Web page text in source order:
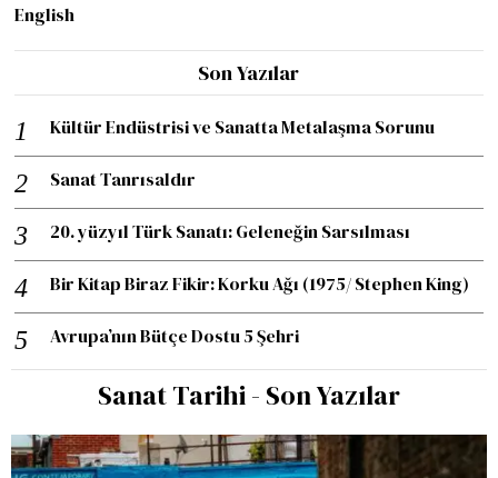
English
Son Yazılar
Kültür Endüstrisi ve Sanatta Metalaşma Sorunu
Sanat Tanrısaldır
20. yüzyıl Türk Sanatı: Geleneğin Sarsılması
Bir Kitap Biraz Fikir: Korku Ağı (1975/ Stephen King)
Avrupa’nın Bütçe Dostu 5 Şehri
Sanat Tarihi - Son Yazılar